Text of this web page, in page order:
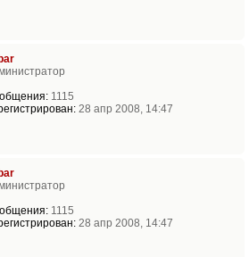
1115
28 апр 2008, 14:47
1115
28 апр 2008, 14:47